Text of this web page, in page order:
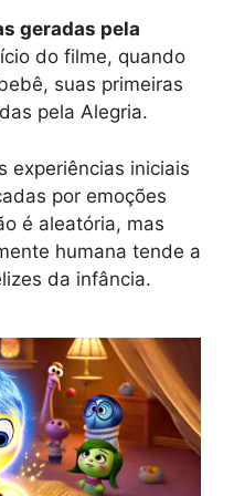
geradas pela
do filme, quando
suas primeiras
pela Alegria.
experiências iniciais
por emoções
é aleatória, mas
humana tende a
da infância.